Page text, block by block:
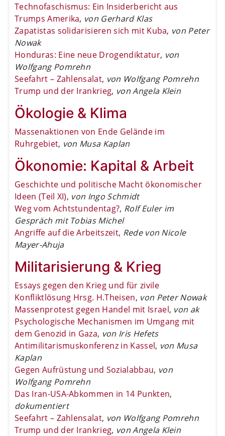
Technofaschismus: Ein Insiderbericht aus
Trumps Amerika, von Gerhard Klas
Zapatistas solidarisieren sich mit Kuba, von Peter
Nowak
Honduras: Eine neue Drogendiktatur, von
Wolfgang Pomrehn
Seefahrt – Zahlensalat, von Wolfgang Pomrehn
Trump und der Irankrieg, von Angela Klein
Ökologie & Klima
Massenaktionen von Ende Gelände im
Ruhrgebiet, von Musa Kaplan
Ökonomie: Kapital & Arbeit
Geschichte und politische Macht ökonomischer
Ideen (Teil XI), von Ingo Schmidt
Weg vom Achtstundentag?, Rolf Euler im
Gespräch mit Tobias Michel
Angriffe auf die Arbeitszeit, Rede von Nicole
Mayer-Ahuja
Militarisierung & Krieg
Essays gegen den Krieg und für zivile
Konfliktlösung Hrsg. H.Theisen, von Peter Nowak
Massenprotest gegen Handel mit Israel, von ak
Psychologische Mechanismen im Umgang mit
dem Genozid in Gaza, von Iris Hefets
Antimilitarismuskonferenz in Kassel, von Musa
Kaplan
Gegen Aufrüstung und Sozialabbau, von
Wolfgang Pomrehn
Das Iran-USA-Abkommen in 14 Punkten,
dokumentiert
Seefahrt – Zahlensalat, von Wolfgang Pomrehn
Trump und der Irankrieg, von Angela Klein